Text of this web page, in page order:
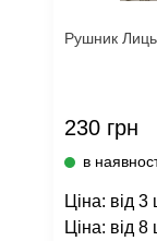
Рушник
230 грн
в
Ціна: від 3
Ціна: від 8